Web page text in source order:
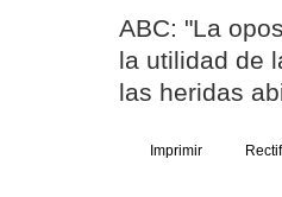
ABC: "La
la utilidad de
las heridas
Imprimir